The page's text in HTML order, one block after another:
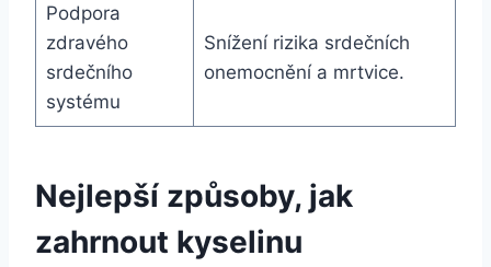
Podpora
zdravého
srdečního
systému
Snížení rizika srdečních
onemocnění a mrtvice.
Nejlepší způsoby, jak
zahrnout kyselinu